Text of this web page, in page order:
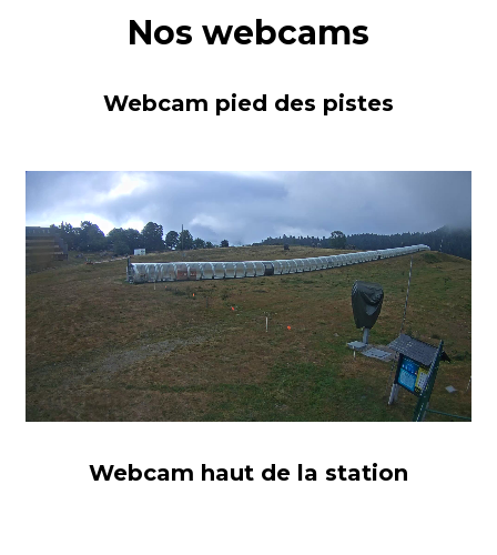
Nos webcams
Webcam pied des pistes
Webcam haut de la station